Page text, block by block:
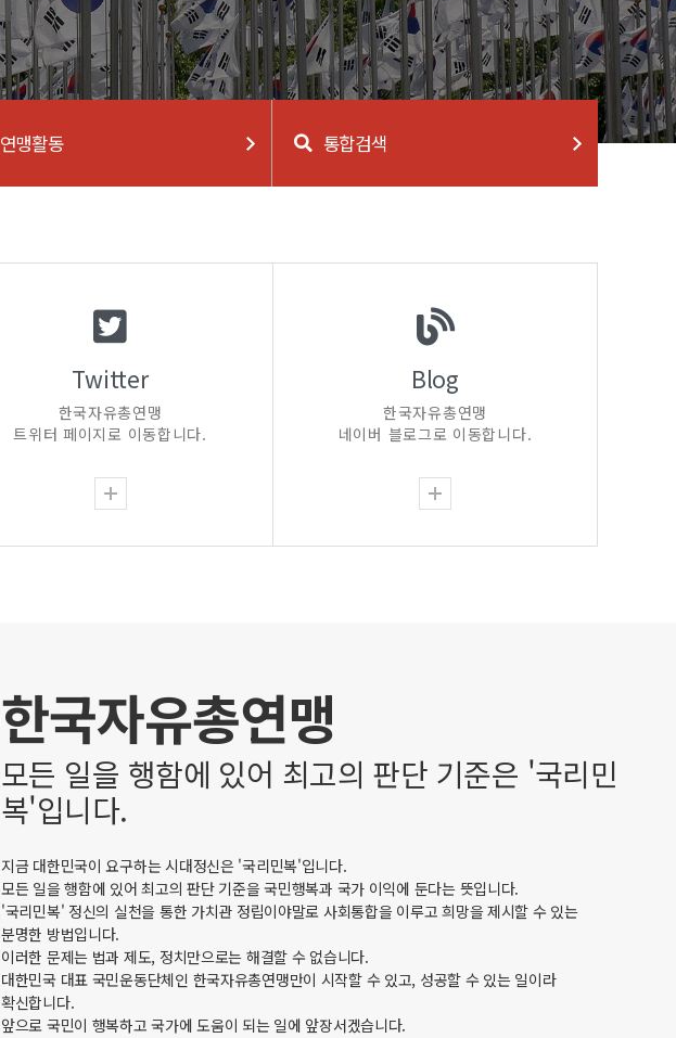
연맹활동 통합검색
Twitter
한국자유총연맹
트위터 페이지로 이동합니다.
Blog
한국자유총연맹
네이버 블로그로 이동합니다.
한국자유총연맹
모든 일을 행함에 있어 최고의 판단 기준은 '국리민
복'입니다.
지금 대한민국이 요구하는 시대정신은 '국리민복'입니다.
모든 일을 행함에 있어 최고의 판단 기준을 국민행복과 국가 이익에 둔다는 뜻입니다.
'국리민복' 정신의 실천을 통한 가치관 정립이야말로 사회통합을 이루고 희망을 제시할 수 있는
분명한 방법입니다.
이러한 문제는 법과 제도, 정치만으로는 해결할 수 없습니다.
대한민국 대표 국민운동단체인 한국자유총연맹만이 시작할 수 있고, 성공할 수 있는 일이라
확신합니다.
앞으로 국민이 행복하고 국가에 도움이 되는 일에 앞장서겠습니다.